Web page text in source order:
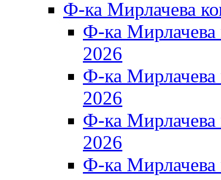
Ф-ка Мирлачева
Ф-ка
2026
Ф-ка
2026
Ф-ка
2026
Ф-ка